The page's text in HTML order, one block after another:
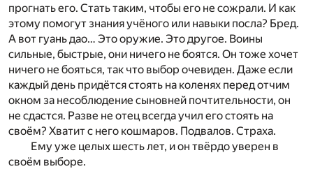
прогнать его. Стать таким, чтобы его не сожрали. И как
этому помогут знания учёного или навыки посла? Бред.
А вот гуань дао… Это оружие. Это другое. Воины
сильные, быстрые, они ничего не боятся. Он тоже хочет
ничего не бояться, так что выбор очевиден. Даже если
каждый день придётся стоять на коленях перед отчим
окном за несоблюдение сыновней почтительности, он
не сдастся. Разве не отец всегда учил его стоять на
своём? Хватит с него кошмаров. Подвалов. Страха.
Ему уже целых шесть лет, и он твёрдо уверен в
своём выборе.